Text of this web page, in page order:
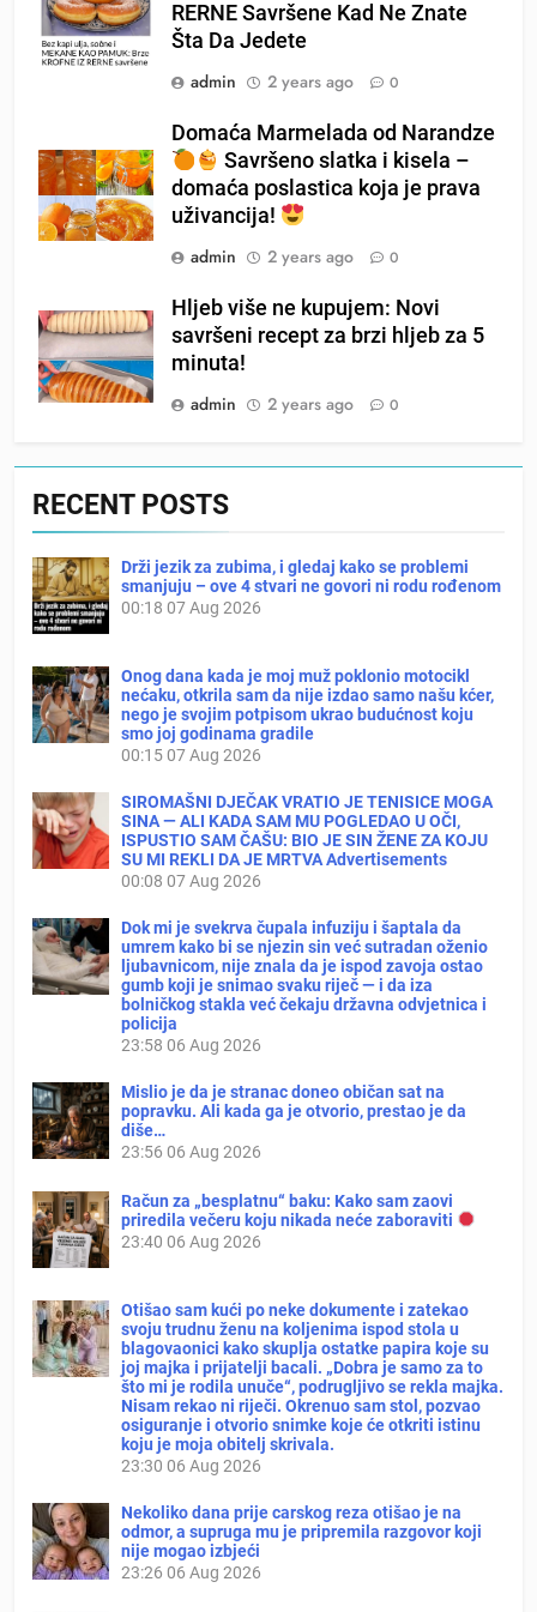
RERNE Savršene Kad Ne Znate
Šta Da Jedete
admin
2 years ago 0
Domaća Marmelada od Narandze
Savršeno slatka i kisela –
domaća poslastica koja je prava
uživancija!
admin
2 years ago 0
Hljeb više ne kupujem: Novi
savršeni recept za brzi hljeb za 5
minuta!
admin
2 years ago 0
RECENT POSTS
Drži jezik za zubima, i gledaj kako se problemi
smanjuju – ove 4 stvari ne govori ni rodu rođenom
00:18 07 Aug 2026
Onog dana kada je moj muž poklonio motocikl
nećaku, otkrila sam da nije izdao samo našu kćer,
nego je svojim potpisom ukrao budućnost koju
smo joj godinama gradile
00:1507 Aug 2026
SIROMAŠNI DJEČAK VRATIO JE TENISICE MOGA
SINA — ALI KADA SAM MU POGLEDAO U OČI,
ISPUSTIO SAM ČAŠU: BIO JE SIN ŽENE ZA KOJU
SU MI REKLI DA JE MRTVA Advertisements
00:08 07 Aug 2026
Dok mi je svekrva čupala infuziju i šaptala da
umrem kako bi se njezin sin već sutradan oženio
ljubavnicom, nije znala da je ispod zavoja ostao
gumb koji je snimao svaku riječ — i da iza
bolničkog stakla već čekaju državna odvjetnica i
policija
23:58 06 Aug 2026
Mislio je da je stranac doneo običan sat na
popravku. Ali kada ga je otvorio, prestao je da
diše…
23:56 06 Aug 2026
Račun za „besplatnu“ baku: Kako sam zaovi
priredila večeru koju nikada neće zaboraviti
23:40 06 Aug 2026
Otišao sam kući po neke dokumente i zatekao
svoju trudnu ženu na koljenima ispod stola u
blagovaonici kako skuplja ostatke papira koje su
joj majka i prijatelji bacali. „Dobra je samo za to
što mi je rodila unuče“, podrugljivo se rekla majka.
Nisam rekao ni riječi. Okrenuo sam stol, pozvao
osiguranje i otvorio snimke koje će otkriti istinu
koju je moja obitelj skrivala.
23:30 06 Aug 2026
Nekoliko dana prije carskog reza otišao je na
odmor, a supruga mu je pripremila razgovor koji
nije mogao izbjeći
23:26 06 Aug 2026